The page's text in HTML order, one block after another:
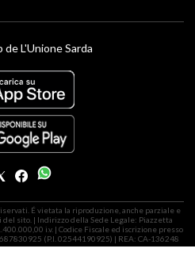
de L'Unione Sarda
É vietata la riproduzione, anche parziale e
sito. | Indirizzo della Sede Legale: Piazzetta
i.v. | Codice Fiscale ed iscrizione presso
(P.I. 02544190925) | REA: CA-136248